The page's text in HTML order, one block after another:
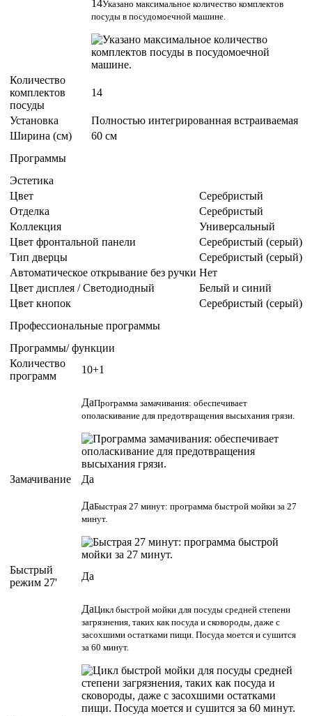
14Указано максимальное количество комплектов
посуды в посудомоечной машине.
Количество
комплектов
посуды
14
Установка
Полностью интегрированная встраиваемая
Ширина (см)
60 см
Программы
Эстетика
Цвет
Серебристый
Отделка
Серебристый
Коллекция
Универсальный
Цвет фронтальной панели
Серебристый (серый)
Тип дверцы
Серебристый (серый)
Автоматическое открывание без ручки Нет
Цвет дисплея / Светодиодный
Белый и синий
Цвет кнопок
Серебристый (серый)
Профессиональные программы
Программы/ функции
Количество
программ
10+1
ДаПрограмма замачивания: обеспечивает
ополаскивание для предотвращения высыхания грязи.
Замачивание Да
ДаБыстрая 27 минут: программа быстрой мойки за 27
минут.
Быстрый
режим 27'
Да
ДаЦикл быстрой мойки для посуды средней степени
загрязнения, таких как посуда и сковороды, даже с
засохшими остатками пищи. Посуда моется и сушится
за 60 минут.